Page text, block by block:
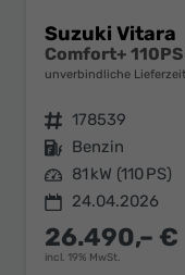
Suzuki Vitara
unverbindliche
Fahrzeugnr. 178539
Kraftstoff Benzin
Leistung 81 kW (110 PS)
24.04.2026
26.490,– €
incl. 19% MwSt.